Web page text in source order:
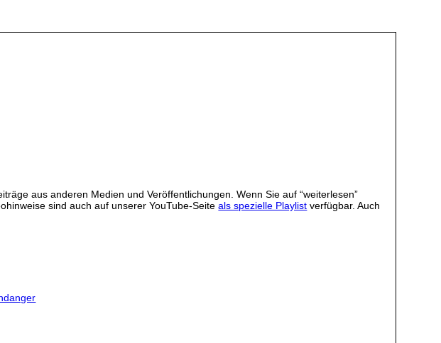
aus anderen Medien und Veröffentlichungen. Wenn Sie auf “weiterlesen”
sind auch auf unserer YouTube-Seiteals spezielle Playlist verfügbar. Auch